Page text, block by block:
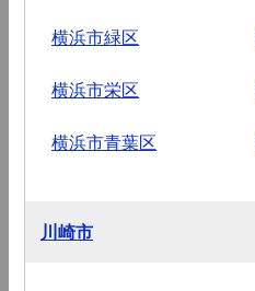
横浜市緑区
横浜市栄区
横浜市青葉区
川崎市